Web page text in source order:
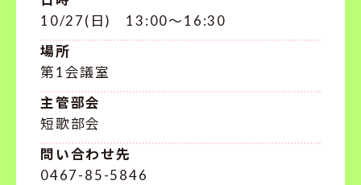
10/27(日) 13:00～16:30
場所
第1会議室
主管部会
短歌部会
問い合わせ先
0467-85-5846